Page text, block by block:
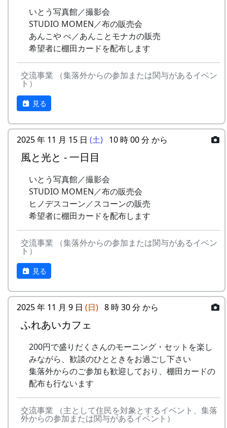
いとう写真館／撮影会
STUDIO MOMEN／布の販売会
あんこや ぺ／あんことモナカの販売
希望者に棚田カードを配布します
交流事業 （集落外からの参加または関与があるイベン
ト）
見る
2025 年 11 月 15 日 (土) 10 時 00 分 から
風と光と - 一日目
いとう写真館／撮影会
STUDIO MOMEN／布の販売会
ヒノデスコーン／スコーンの販売
希望者に棚田カードを配布します
交流事業 （集落外からの参加または関与があるイベン
ト）
見る
2025 年 11 月 9 日 (日) 8 時 30 分 から
ふれあいカフェ
200円で盛りだくさんのモーニング・セットを楽し
みながら、歓談のひとときをお過ごし下さい
集落外からのご参加も歓迎しており、棚田カードの
配布も行ないます
交流事業 （主として住民を対象とするイベント、集落
外からの参加または関与があるイベント）